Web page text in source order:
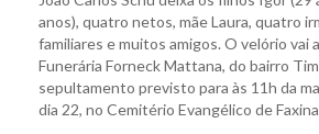
anos), quatro netos, mãe Laura, quatro
familiares e muitos amigos. O velório vai
Funerária Forneck Mattana, do bairro
sepultamento previsto para às 11h da
dia 22, no Cemitério Evangélico de